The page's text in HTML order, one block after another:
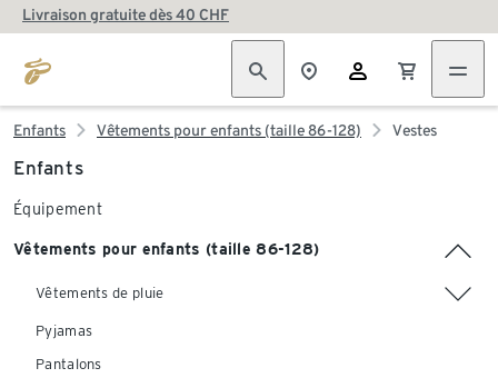
Livraison gratuite dès 40 CHF
Enfants Vêtements pour enfants (taille 86-128) Vestes
Enfants
Équipement
Vêtements pour enfants (taille 86-128)
Vêtements de pluie
Pyjamas
Pantalons